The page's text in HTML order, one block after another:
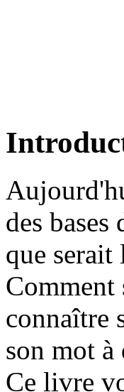
des
que serait
Comment
connaître
son mot à
Ce livre